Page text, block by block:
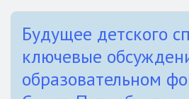
Будущее детского
ключевые
образовательном